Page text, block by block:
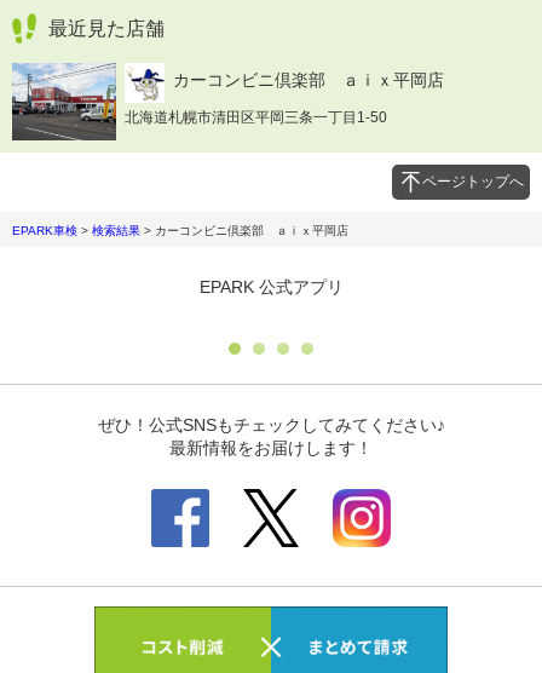
最近見た店舗
カーコンビニ倶楽部 ａｉｘ平岡店
北海道札幌市清田区平岡三条一丁目1-50
ページトップへ
EPARK車検 > 検索結果 > カーコンビニ倶楽部 ａｉｘ平岡店